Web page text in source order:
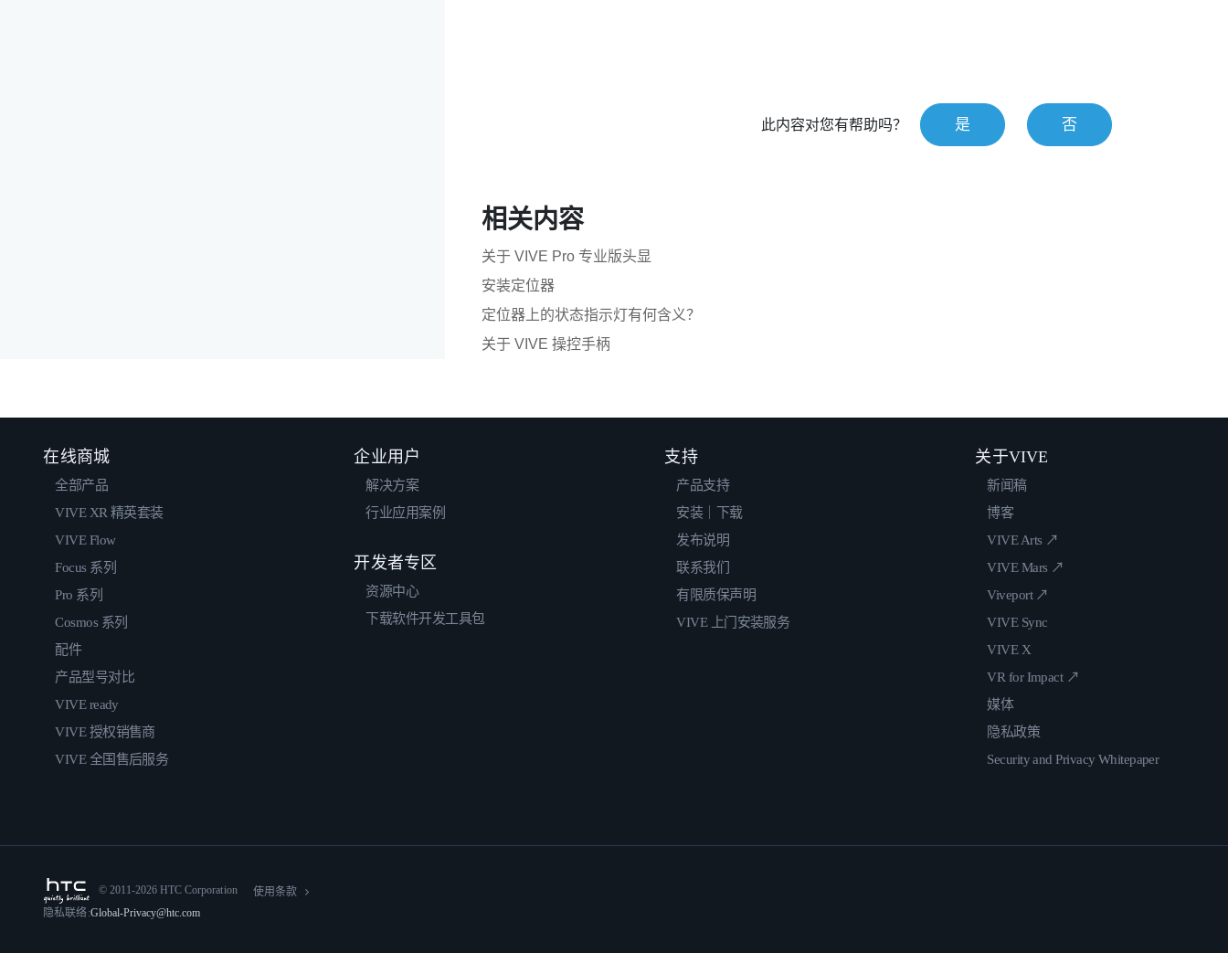
此内容对您有帮助吗？ 是 否
相关内容
关于 VIVE Pro 专业版头显
安装定位器
定位器上的状态指示灯有何含义？
关于 VIVE 操控手柄
在线商城
全部产品
VIVE XR 精英套装
VIVE Flow
Focus 系列
Pro 系列
Cosmos 系列
配件
产品型号对比
VIVE ready
VIVE 授权销售商
VIVE 全国售后服务
企业用户
解决方案
行业应用案例
开发者专区
资源中心
下载软件开发工具包
支持
产品支持
安装｜下载
发布说明
联系我们
有限质保声明
VIVE 上门安装服务
关于VIVE
新闻稿
博客
VIVE Arts ↗
VIVE Mars ↗
Viveport ↗
VIVE Sync
VIVE X
VR for Impact ↗
媒体
隐私政策
Security and Privacy Whitepaper
© 2011-2026 HTC Corporation
使用条款
隐私联络:Global-Privacy@htc.com